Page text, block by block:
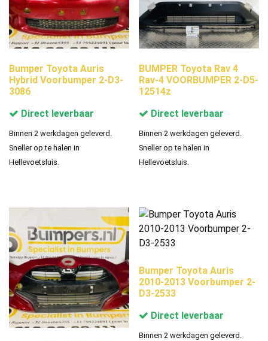
Bumper Toyota Auris
Hybrid Voorbumper 2-D3-
3086
Direct leverbaar
Binnen 2 werkdagen geleverd.
Sneller op te halen in
Hellevoetsluis.
BUMPER Toyota Rav 4
Rav-4 VOORBUMPER 2-D5-
12514z
Direct leverbaar
Binnen 2 werkdagen geleverd.
Sneller op te halen in
Hellevoetsluis.
Bumper Toyota Auris
2010-2013 Voorbumper 2-
D3-2533
Direct leverbaar
Binnen 2 werkdagen geleverd.